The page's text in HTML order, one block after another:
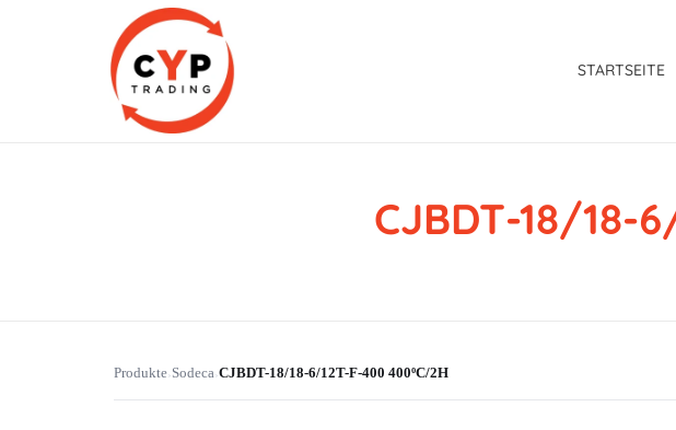
STARTSEITE
CJBDT-18/18-
Produkte›Sodeca›CJBDT-18/18-6/12T-F-400 400ºC/2H